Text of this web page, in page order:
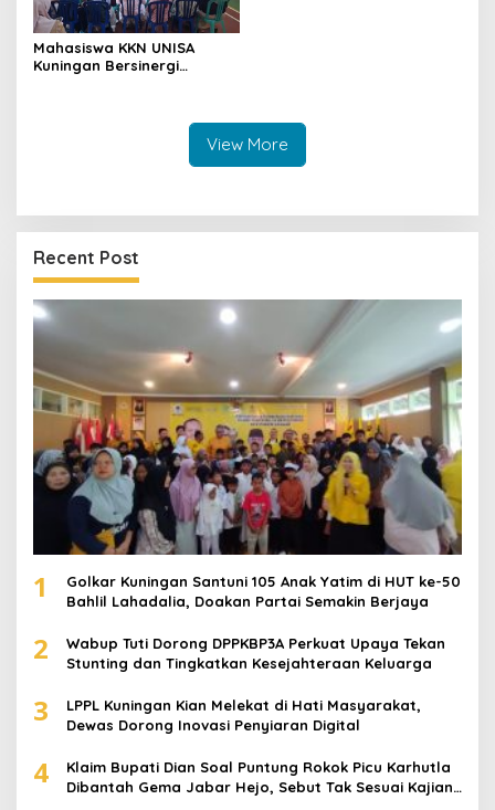
Mahasiswa KKN UNISA
Kuningan Bersinergi
ASI, Cegah Stunting hingga
View More
Recent Post
1
Golkar Kuningan Santuni 105 Anak Yatim di HUT ke-50
Bahlil Lahadalia, Doakan Partai Semakin Berjaya
2
Wabup Tuti Dorong DPPKBP3A Perkuat Upaya Tekan
Stunting dan Tingkatkan Kesejahteraan Keluarga
3
LPPL Kuningan Kian Melekat di Hati Masyarakat,
Dewas Dorong Inovasi Penyiaran Digital
4
Klaim Bupati Dian Soal Puntung Rokok Picu Karhutla
Dibantah Gema Jabar Hejo, Sebut Tak Sesuai Kajian